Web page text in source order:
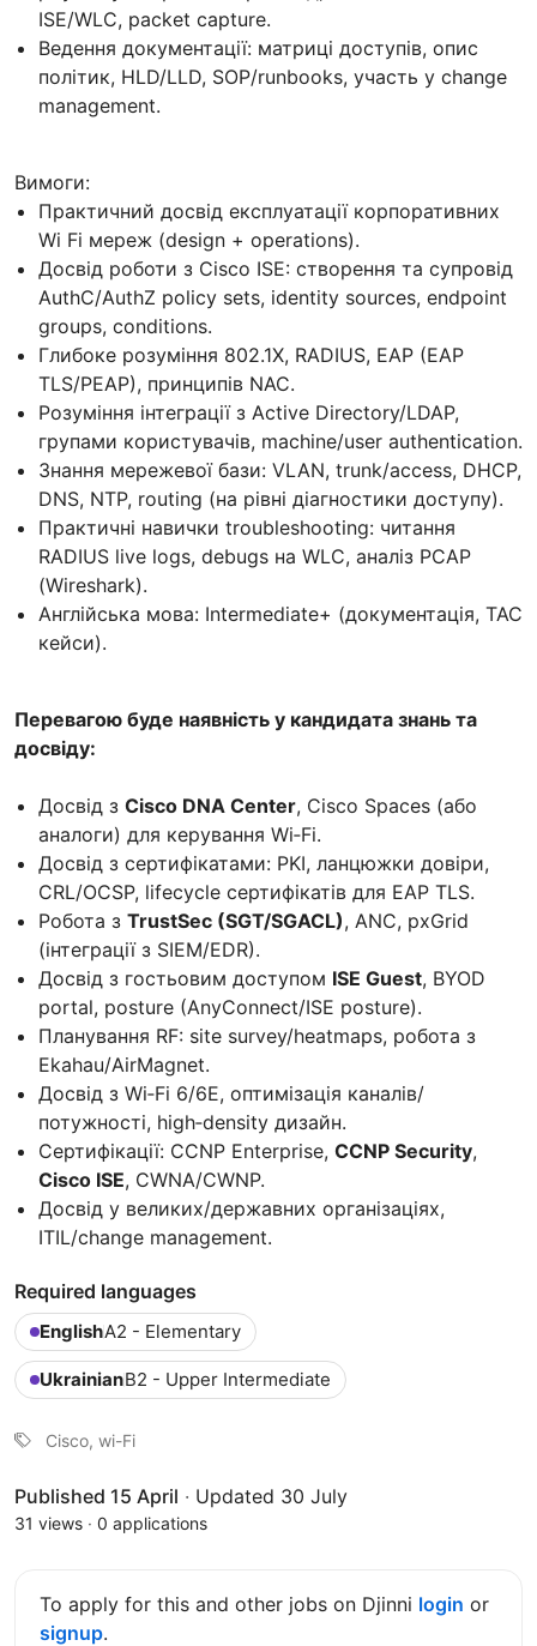
ISE/WLC, packet capture.
Ведення документації: матриці доступів, опис
політик, HLD/LLD, SOP/runbooks, участь у change
management.
Вимоги:
Практичний досвід експлуатації корпоративних
Wi Fi мереж (design + operations).
Досвід роботи з Cisco ISE: створення та супровід
AuthC/AuthZ policy sets, identity sources, endpoint
groups, conditions.
Глибоке розуміння 802.1X, RADIUS, EAP (EAP
TLS/PEAP), принципів NAC.
Розуміння інтеграції з Active Directory/LDAP,
групами користувачів, machine/user authentication.
Знання мережевої бази: VLAN, trunk/access, DHCP,
DNS, NTP, routing (на рівні діагностики доступу).
Практичні навички troubleshooting: читання
RADIUS live logs, debugs на WLC, аналіз PCAP
(Wireshark).
Англійська мова: Intermediate+ (документація, TAC
кейси).
Перевагою буде наявність у кандидата знань та
досвіду:
Досвід з Cisco DNA Center, Cisco Spaces (або
аналоги) для керування Wi‑Fi.
Досвід з сертифікатами: PKI, ланцюжки довіри,
CRL/OCSP, lifecycle сертифікатів для EAP TLS.
Робота з TrustSec (SGT/SGACL), ANC, pxGrid
(інтеграції з SIEM/EDR).
Досвід з гостьовим доступом ISE Guest, BYOD
portal, posture (AnyConnect/ISE posture).
Планування RF: site survey/heatmaps, робота з
Ekahau/AirMagnet.
Досвід з Wi‑Fi 6/6E, оптимізація каналів/
потужності, high‑density дизайн.
Сертифікації: CCNP Enterprise, CCNP Security,
Cisco ISE, CWNA/CWNP.
Досвід у великих/державних організаціях,
ITIL/change management.
Required languages
EnglishA2 - Elementary
UkrainianB2 - Upper Intermediate
Cisco, wi-Fi
Published 15 April · Updated 30 July
31 views · 0 applications
To apply for this and other jobs on Djinni login or
signup.